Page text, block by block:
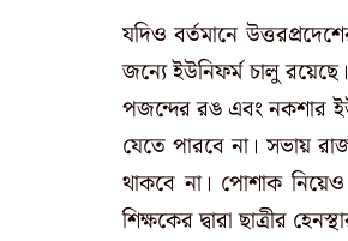
যদিও বর্তমানে
জন্যে ইউনিফর্ম চালু
পজন্দের রঙ এবং নকশার
যেতে পারবে না। সভায়
থাকবে না। পোশাক নিয়েও
শিক্ষকের দ্বারা ছাত্রীর